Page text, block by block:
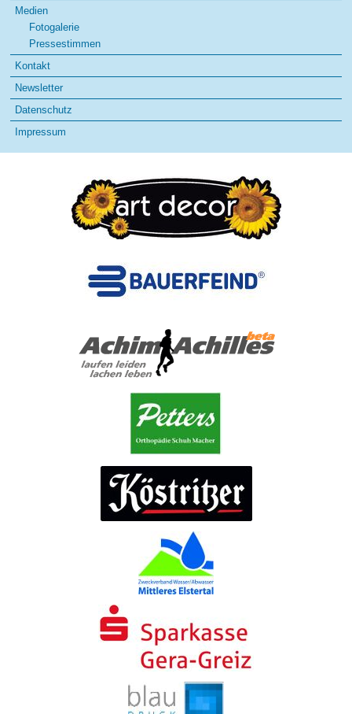
Medien
Fotogalerie
Pressestimmen
Kontakt
Newsletter
Datenschutz
Impressum